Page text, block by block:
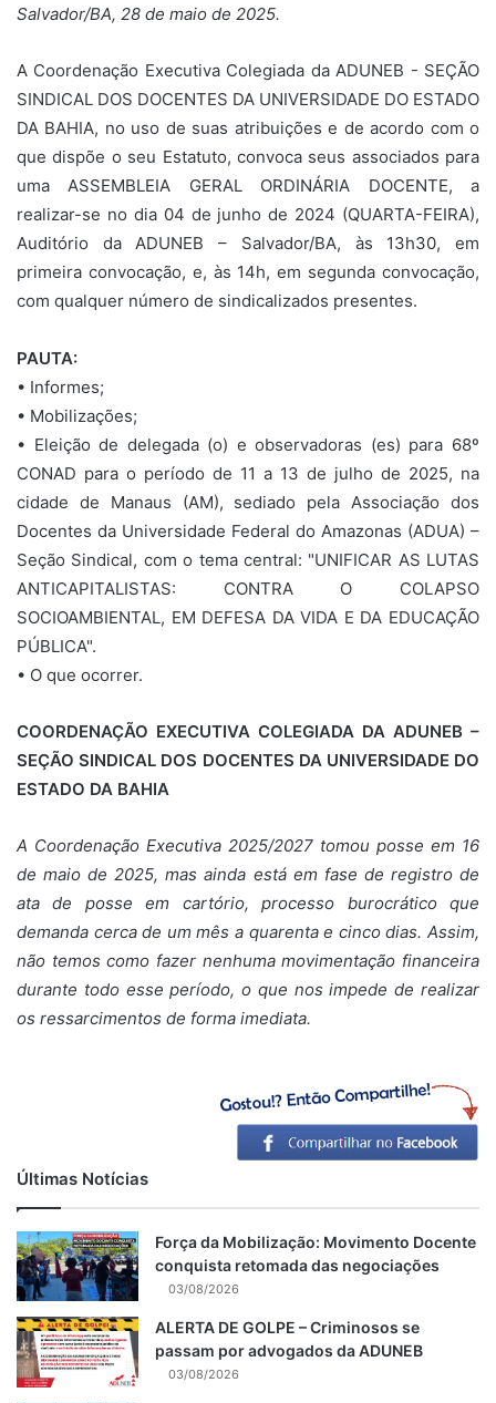
Salvador/BA, 28 de maio de 2025.
A Coordenação Executiva Colegiada da ADUNEB - SEÇÃO
SINDICAL DOS DOCENTES DA UNIVERSIDADE DO ESTADO
DA BAHIA, no uso de suas atribuições e de acordo com o
que dispõe o seu Estatuto, convoca seus associados para
uma ASSEMBLEIA GERAL ORDINÁRIA DOCENTE, a
realizar-se no dia 04 de junho de 2024 (QUARTA-FEIRA),
Auditório da ADUNEB – Salvador/BA, às 13h30, em
primeira convocação, e, às 14h, em segunda convocação,
com qualquer número de sindicalizados presentes.
PAUTA:
• Informes;
• Mobilizações;
• Eleição de delegada (o) e observadoras (es) para 68º
CONAD para o período de 11 a 13 de julho de 2025, na
cidade de Manaus (AM), sediado pela Associação dos
Docentes da Universidade Federal do Amazonas (ADUA) –
Seção Sindical, com o tema central: "UNIFICAR AS LUTAS
ANTICAPITALISTAS: CONTRA O COLAPSO
SOCIOAMBIENTAL, EM DEFESA DA VIDA E DA EDUCAÇÃO
PÚBLICA".
• O que ocorrer.
COORDENAÇÃO EXECUTIVA COLEGIADA DA ADUNEB –
SEÇÃO SINDICAL DOS DOCENTES DA UNIVERSIDADE DO
ESTADO DA BAHIA
A Coordenação Executiva 2025/2027 tomou posse em 16
de maio de 2025, mas ainda está em fase de registro de
ata de posse em cartório, processo burocrático que
demanda cerca de um mês a quarenta e cinco dias. Assim,
não temos como fazer nenhuma movimentação financeira
durante todo esse período, o que nos impede de realizar
os ressarcimentos de forma imediata.
Últimas Notícias
Força da Mobilização: Movimento Docente
conquista retomada das negociações
03/08/2026
ALERTA DE GOLPE – Criminosos se
passam por advogados da ADUNEB
03/08/2026